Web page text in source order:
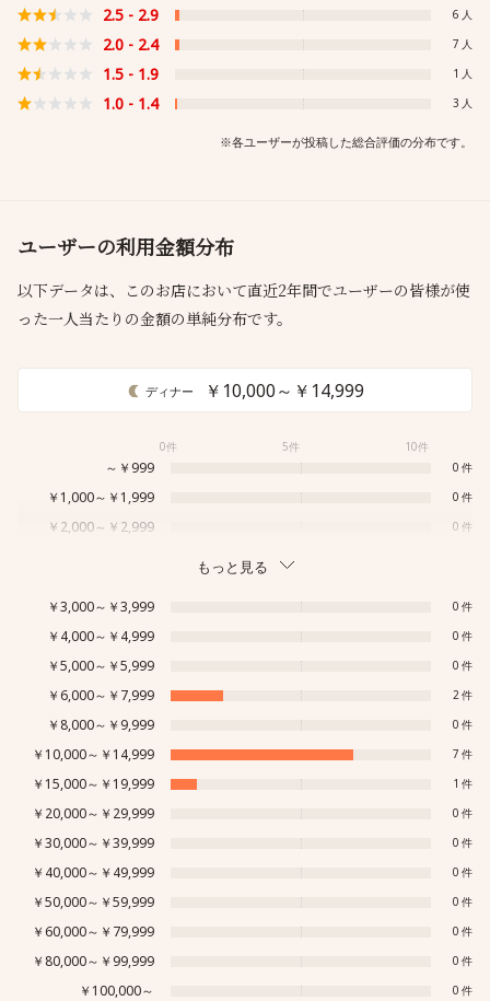
2.5 - 2.9 6
2.0 - 2.4 7
1.5 - 1.9 1
1.0 - 1.4 3
※各ユーザーが投稿した総合評価の分布です。
ユーザーの利用金額分布
以下データは、このお店において直近2年間でユーザーの皆様が使
った一人当たりの金額の単純分布です。
ディナー ￥10,000～￥14,999
0件 5件 10件
～￥999 0
￥1,000～￥1,999 0
￥2,000～￥2,999 0
もっと見る
￥3,000～￥3,999 0
￥4,000～￥4,999 0
￥5,000～￥5,999 0
￥6,000～￥7,999 2
￥8,000～￥9,999 0
￥10,000～￥14,999 7
￥15,000～￥19,999 1
￥20,000～￥29,999 0
￥30,000～￥39,999 0
￥40,000～￥49,999 0
￥50,000～￥59,999 0
￥60,000～￥79,999 0
￥80,000～￥99,999 0
￥100,000～ 0